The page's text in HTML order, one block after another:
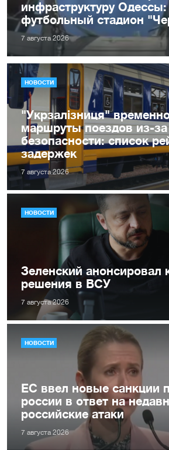
инфраструктуру
футбольный стадион
7 августа 2026
НОВОСТИ
"Укрзалізниця"
маршруты поездов из-за
безопасности: список
задержек
7 августа 2026
НОВОСТИ
Зеленский анонсировал
решения в ВСУ
7 августа 2026
НОВОСТИ
ЕС ввел новые санкции
россии в ответ на
российские атаки
7 августа 2026